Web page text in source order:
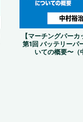
【マーチングパー
第1回 バッテリーパ
いての概要〜（